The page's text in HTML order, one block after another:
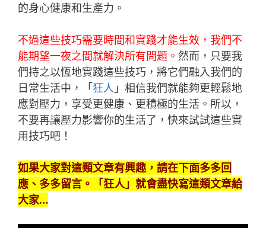
的身心健康和生產力。
不過這些技巧需要時間和實踐才能生效，我們不
能期望一夜之間就解決所有問題。 然而，只要我
們持之以恆地實踐這些技巧，將它們融入我們的
日常生活中，「狂人 」相信我們就能夠更輕鬆地
應對壓力，享受更健康、更積極的生活。所以，
不要再讓壓力影響你的生活了，快來試試這些實
用技巧吧！
如果大家對這類文章有興趣，請在下面多多回
應、多多留言。「狂人」就會盡快寫這類文章給
大家…